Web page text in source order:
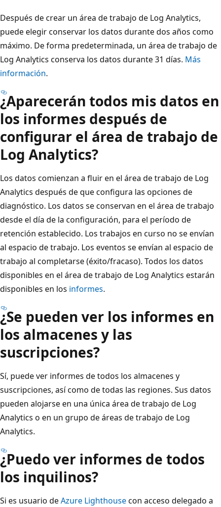
Después de crear un área de trabajo de Log Analytics,
puede elegir conservar los datos durante dos años como
máximo. De forma predeterminada, un área de trabajo de
Log Analytics conserva los datos durante 31 días. Más
información.
¿Aparecerán todos mis datos en
los informes después de
configurar el área de trabajo de
Log Analytics?
Los datos comienzan a fluir en el área de trabajo de Log
Analytics después de que configura las opciones de
diagnóstico. Los datos se conservan en el área de trabajo
desde el día de la configuración, para el período de
retención establecido. Los trabajos en curso no se envían
al espacio de trabajo. Los eventos se envían al espacio de
trabajo al completarse (éxito/fracaso). Todos los datos
disponibles en el área de trabajo de Log Analytics estarán
disponibles en los informes.
¿Se pueden ver los informes en
los almacenes y las
suscripciones?
Sí, puede ver informes de todos los almacenes y
suscripciones, así como de todas las regiones. Sus datos
pueden alojarse en una única área de trabajo de Log
Analytics o en un grupo de áreas de trabajo de Log
Analytics.
¿Puedo ver informes de todos
los inquilinos?
Si es usuario deAzure Lighthousecon acceso delegado a